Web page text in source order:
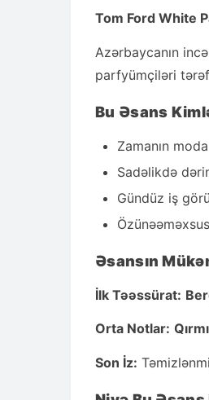
Tom Ford White
Azərbaycanın
parfyümçiləri
Bu Əsans
Zamanın
Sadəlikdə
Gündüz iş
Əsansın
İlk Təəssürat:
Orta Notlar:
Son İz: